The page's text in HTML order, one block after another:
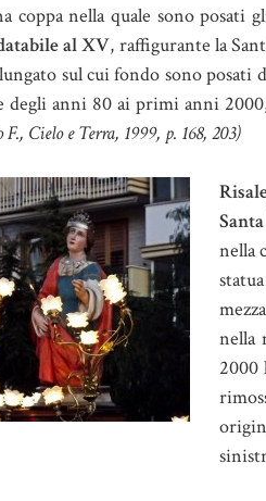
coppa nella quale sono posati
al XV, raffigurante la
sul cui fondo sono
anni 80 ai primi anni 2000,
Cielo e Terra, 1999, p. 168, 203)
nella
nella
2000